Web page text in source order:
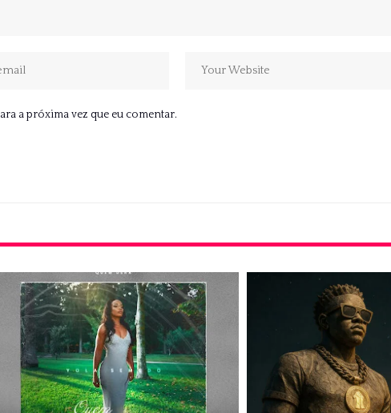
a próxima vez que eu comentar.